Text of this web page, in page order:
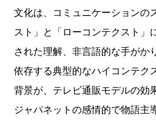
文化は、コミュニケーションの
スト」と「ローコンテクスト」
された理解、非言語的な手がか
依存する典型的なハイコンテク
背景が、テレビ通販モデルの効
ジャパネットの感情的で物語主